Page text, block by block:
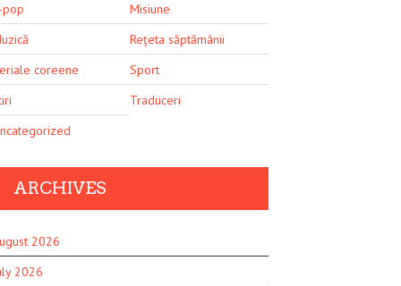
pop
Misiune
Rețeta săptămânii
coreene
Sport
Traduceri
ARCHIVES
2026
2026